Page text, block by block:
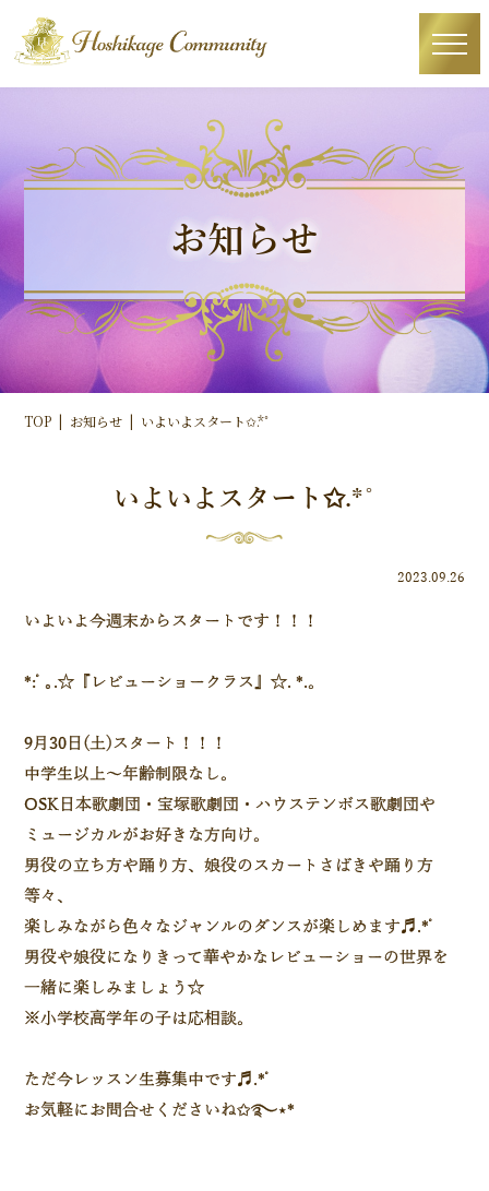
お知らせ
TOP お知らせ いよいよスタート✩.*˚
いよいよスタート✩.*˚
2023.09.26
いよいよ今週末からスタートです！！！
*:ﾟ｡.☆『レビューショークラス』☆. *.。
9月30日(土)スタート！！！
中学生以上～年齢制限なし。
OSK日本歌劇団・宝塚歌劇団・ハウステンボス歌劇団や
ミュージカルがお好きな方向け。
男役の立ち方や踊り方、娘役のスカートさばきや踊り方
等々、
楽しみながら色々なジャンルのダンスが楽しめます♬.*ﾟ
男役や娘役になりきって華やかなレビューショーの世界を
一緒に楽しみましょう☆
※小学校高学年の子は応相談。
ただ今レッスン生募集中です♬.*ﾟ
お気軽にお問合せくださいね✩࿐⋆*